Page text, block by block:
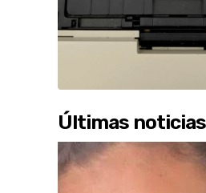
Últimas noticias